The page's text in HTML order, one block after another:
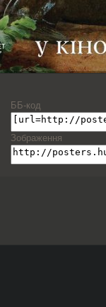
ББ-код
Зображення